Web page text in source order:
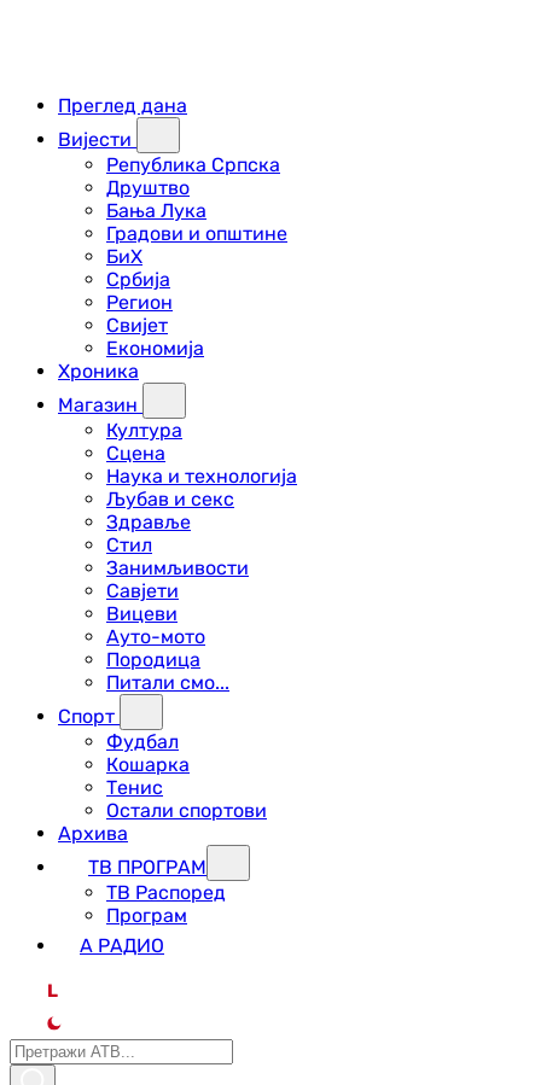
Преглед дана
Вијести
Република Српска
Друштво
Бања Лука
Градови и општине
БиХ
Србија
Регион
Свијет
Економија
Хроника
Магазин
Култура
Сцена
Наука и технологија
Љубав и секс
Здравље
Стил
Занимљивости
Савјети
Вицеви
Ауто-мото
Породица
Питали смо...
Спорт
Фудбал
Кошарка
Тенис
Остали спортови
Архива
ТВ ПРОГРАМ
ТВ Распоред
Програм
А РАДИО
L